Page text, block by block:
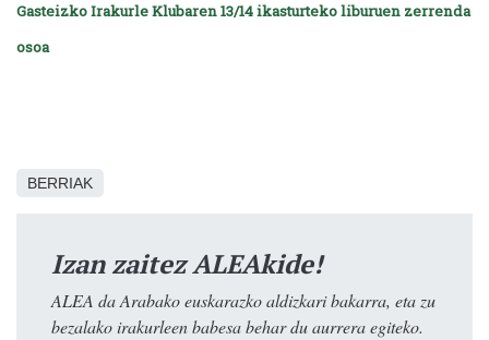
Gasteizko Irakurle Klubaren 13/14 ikasturteko liburuen zerrenda
osoa
BERRIAK
Izan zaitez ALEAkide!
ALEA da Arabako euskarazko aldizkari bakarra, eta zu
bezalako irakurleen babesa behar du aurrera egiteko.